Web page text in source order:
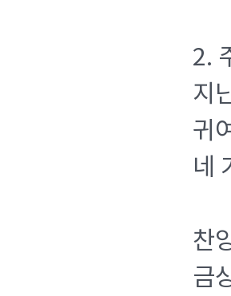
2.
지
귀
네
찬
금